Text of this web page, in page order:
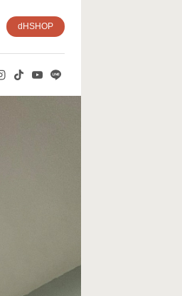
dHSHOP